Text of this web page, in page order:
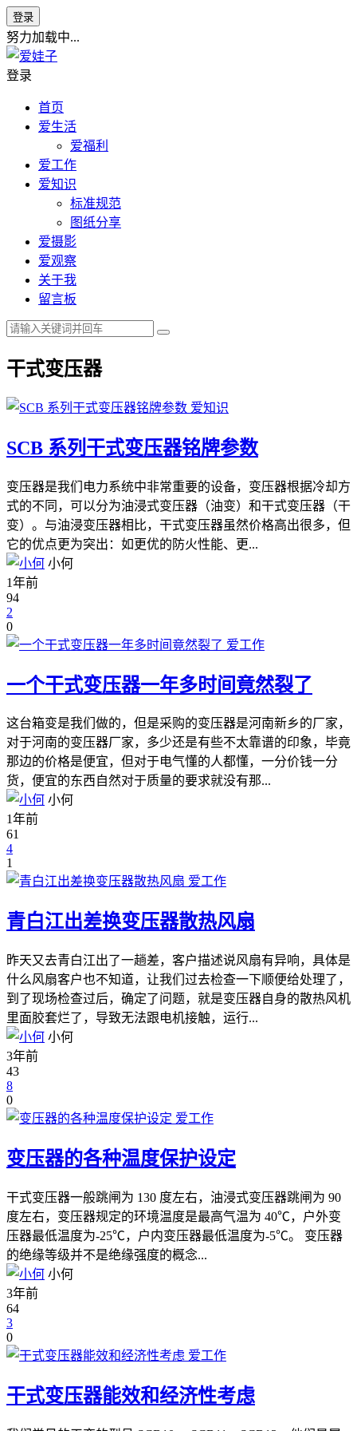
登录
努力加载中...
登录
首页
爱生活
爱福利
爱工作
爱知识
标准规范
图纸分享
爱摄影
爱观察
关于我
留言板
干式变压器
爱知识
SCB 系列干式变压器铭牌参数
变压器是我们电力系统中非常重要的设备，变压器根据冷却方
式的不同，可以分为油浸式变压器（油变）和干式变压器（干
变）。与油浸变压器相比，干式变压器虽然价格高出很多，但
它的优点更为突出：如更优的防火性能、更...
小何
1年前
94
2
0
爱工作
一个干式变压器一年多时间竟然裂了
这台箱变是我们做的，但是采购的变压器是河南新乡的厂家，
对于河南的变压器厂家，多少还是有些不太靠谱的印象，毕竟
那边的价格是便宜，但对于电气懂的人都懂，一分价钱一分
货，便宜的东西自然对于质量的要求就没有那...
小何
1年前
61
4
1
爱工作
青白江出差换变压器散热风扇
昨天又去青白江出了一趟差，客户描述说风扇有异响，具体是
什么风扇客户也不知道，让我们过去检查一下顺便给处理了，
到了现场检查过后，确定了问题，就是变压器自身的散热风机
里面胶套烂了，导致无法跟电机接触，运行...
小何
3年前
43
8
0
爱工作
变压器的各种温度保护设定
干式变压器一般跳闸为 130 度左右，油浸式变压器跳闸为 90
度左右，变压器规定的环境温度是最高气温为 40℃，户外变
压器最低温度为-25℃，户内变压器最低温度为-5℃。 变压器
的绝缘等级并不是绝缘强度的概念...
小何
3年前
64
3
0
爱工作
干式变压器能效和经济性考虑